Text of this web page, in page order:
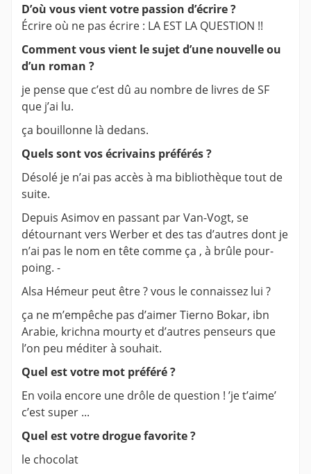
D’où vous vient votre passion d’écrire ?
Écrire où ne pas écrire : LA EST LA QUESTION !!
Comment vous vient le sujet d’une nouvelle ou
d’un roman ?
je pense que c’est dû au nombre de livres de SF
que j’ai lu.
ça bouillonne là dedans.
Quels sont vos écrivains préférés ?
Désolé je n’ai pas accès à ma bibliothèque tout de
suite.
Depuis Asimov en passant par Van-Vogt, se
détournant vers Werber et des tas d’autres dont je
n’ai pas le nom en tête comme ça , à brûle pour-
poing. -
Alsa Hémeur peut être ? vous le connaissez lui ?
ça ne m’empêche pas d’aimer Tierno Bokar, ibn
Arabie, krichna mourty et d’autres penseurs que
l’on peu méditer à souhait.
Quel est votre mot préféré ?
En voila encore une drôle de question ! ’je t’aime’
c’est super ...
Quel est votre drogue favorite ?
le chocolat